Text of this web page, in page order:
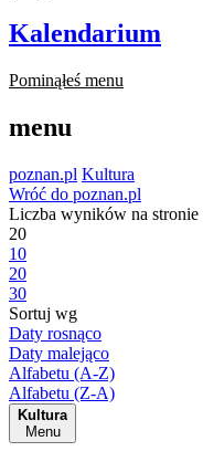
Kalendarium
Pominąłeś menu
menu
poznan.pl Kultura
Wróć do poznan.pl
Liczba wyników na stronie
20
10
20
30
Sortuj wg
Daty rosnąco
Daty malejąco
Alfabetu (A-Z)
Alfabetu (Z-A)
Kultura
Menu